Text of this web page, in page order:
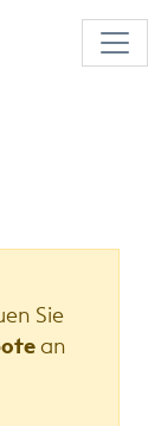
Sie
an